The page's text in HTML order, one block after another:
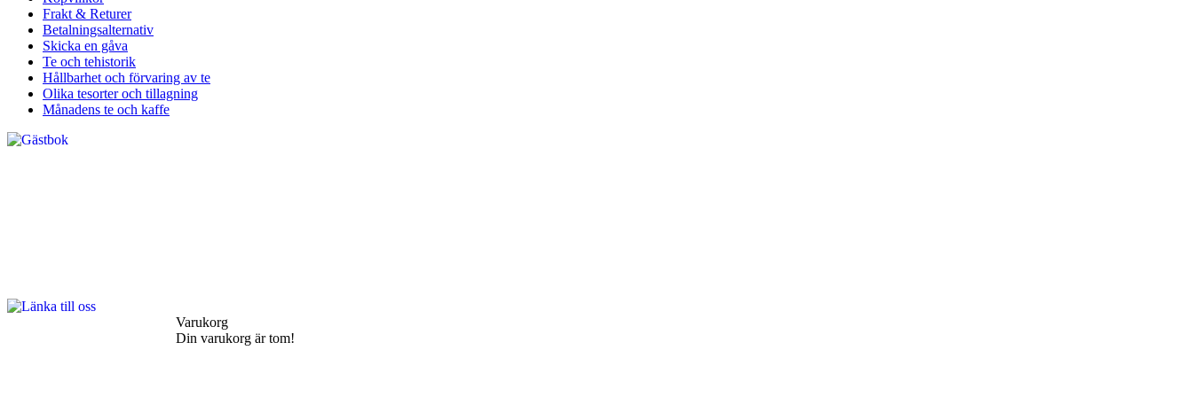
Frakt & Returer
Betalningsalternativ
Skicka en gåva
Te och tehistorik
Hållbarhet och förvaring av te
Olika tesorter och tillagning
Månadens te och kaffe
Varukorg
Din varukorg är tom!